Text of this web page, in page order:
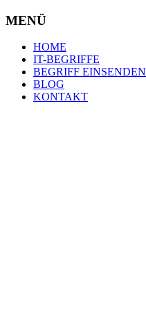
MENÜ
HOME
IT-BEGRIFFE
BEGRIFF EINSENDEN
BLOG
KONTAKT